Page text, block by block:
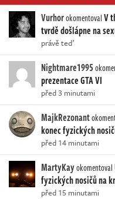
VurhorokomentovalV
tvrdě došlápne na
právě teď
Nightmare1995
prezentace GTA VI
před 3 minutami
MajkRezonant
konec fyzických
před 14 minutami
MartyKayokomentoval
fyzických nosičů na
před 15 minutami